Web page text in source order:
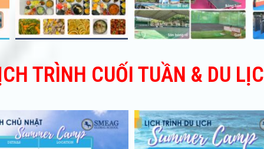
TRÌNH CUỐI TUẦN & DU